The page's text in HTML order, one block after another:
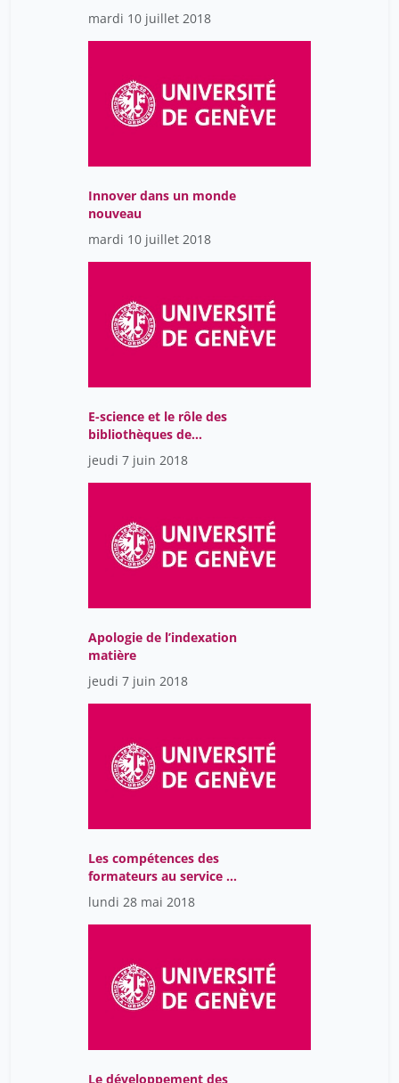
et aux nouvelles formes
de création aux
Bibliothèques
mardi 10 juillet 2018
Innover dans un monde
nouveau
mardi 10 juillet 2018
E-science et le rôle des
bibliothèques de
recherche
jeudi 7 juin 2018
Apologie de l’indexation
matière
jeudi 7 juin 2018
Les compétences des
formateurs au service de
la réussite des étudiant-
e-s: échanges et
discussion
lundi 28 mai 2018
Le développement des